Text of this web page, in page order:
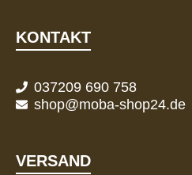
KONTAKT
037209 690 758
shop@moba-shop24.de
VERSAND